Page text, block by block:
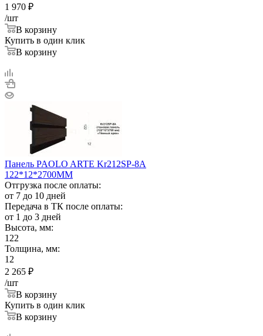
1 970 ₽
/шт
В корзину
Купить в один клик
В корзину
Панель PAOLO ARTE Kr212SP-8A
122*12*2700ММ
Отгрузка после оплаты:
от 7 до 10 дней
Передача в ТК после оплаты:
от 1 до 3 дней
Высота, мм:
122
Толщина, мм:
12
2 265 ₽
/шт
В корзину
Купить в один клик
В корзину